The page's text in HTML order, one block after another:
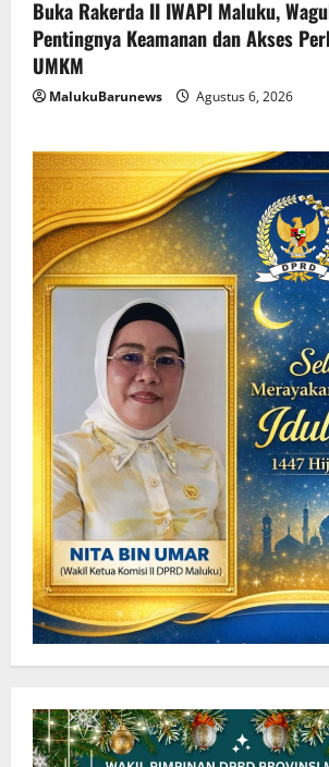
Buka Rakerda II IWAPI Maluku,
Pentingnya Keamanan dan Akses
UMKM
MalukuBarunews Agustus 6, 2026